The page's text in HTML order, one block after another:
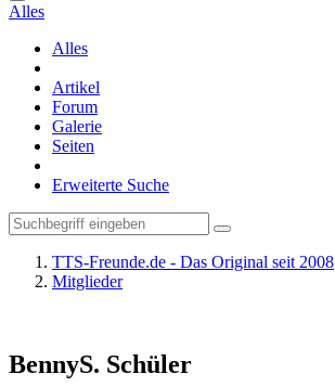
Alles
Alles
Artikel
Forum
Galerie
Seiten
Erweiterte Suche
TTS-Freunde.de - Das Original seit 2008
Mitglieder
BennyS. Schüler